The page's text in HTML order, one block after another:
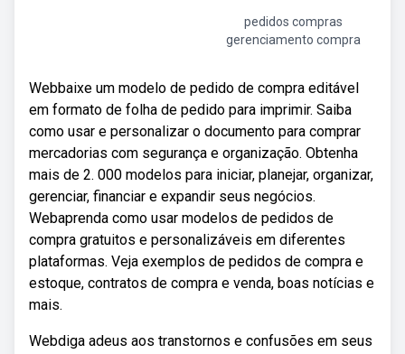
pedidos compras
gerenciamento compra
Webbaixe um modelo de pedido de compra editável
em formato de folha de pedido para imprimir. Saiba
como usar e personalizar o documento para comprar
mercadorias com segurança e organização. Obtenha
mais de 2. 000 modelos para iniciar, planejar, organizar,
gerenciar, financiar e expandir seus negócios.
Webaprenda como usar modelos de pedidos de
compra gratuitos e personalizáveis em diferentes
plataformas. Veja exemplos de pedidos de compra e
estoque, contratos de compra e venda, boas notícias e
mais.
Webdiga adeus aos transtornos e confusões em seus